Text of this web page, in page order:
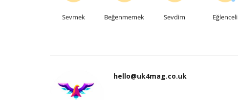
Sevmek Beğenmemek Sevdim Eğlenceli
hello@uk4mag.co.uk